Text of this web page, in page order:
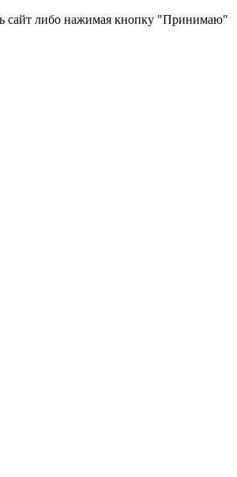
сайт либо нажимая кнопку "Принимаю"